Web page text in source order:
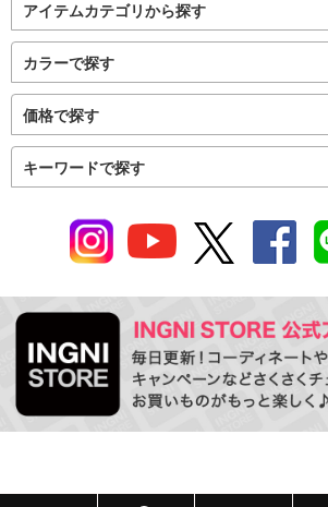
アイテムカテゴリから探す
カラーで探す
価格で探す
キーワードで探す